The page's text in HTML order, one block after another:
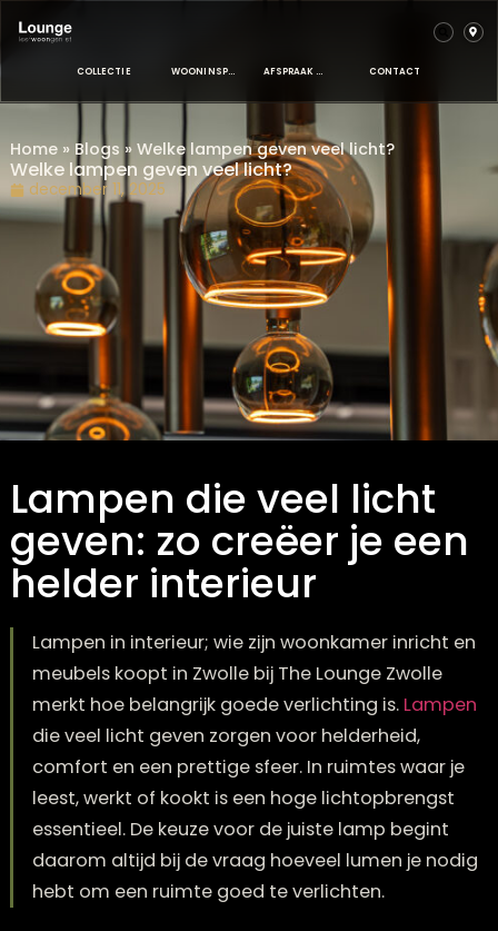
Home»Blogs»Welke lampen geven veel licht?
Welke lampen geven veel licht?
december 11, 2025
Lampen die veel licht
geven: zo creëer je
helder interieur
Lampen in interieur; wie zijn woonkamer
meubels koopt in Zwolle bij The Lounge Zwolle
merkt hoe belangrijk goede verlichting is.
die veel licht geven zorgen voor helderheid,
comfort en een prettige sfeer. In ruimtes waar
leest, werkt of kookt is een hoge